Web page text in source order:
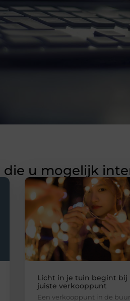
die u mogelijk
Licht in je tuin begint bij
juiste verkooppunt
Een verkooppunt in de